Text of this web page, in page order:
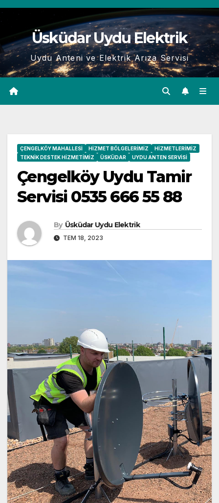
Skip
to
content Üsküdar Uydu Elektrik
Uydu Anteni ve Elektrik Arıza Servisi
ÇENGELKÖY MAHALLESI HIZMET BÖLGELERIMIZ
HIZMETLERIMIZ
TEKNIK DESTEK HIZMETIMIZ
ÜSKÜDAR UYDU ANTEN SERVISI
Çengelköy Uydu Tamir
Servisi 0535 666 55 88
By Üsküdar Uydu Elektrik
TEM 18, 2023